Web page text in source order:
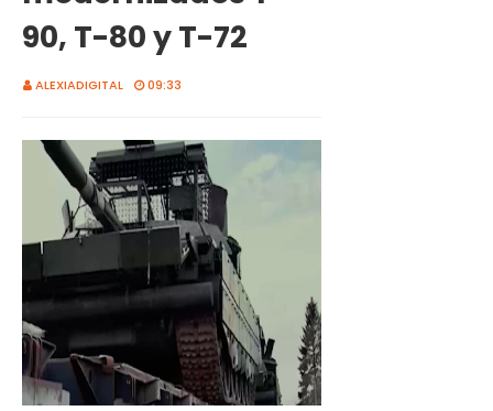
90, T-80 y T-72
ALEXIADIGITAL 09:33